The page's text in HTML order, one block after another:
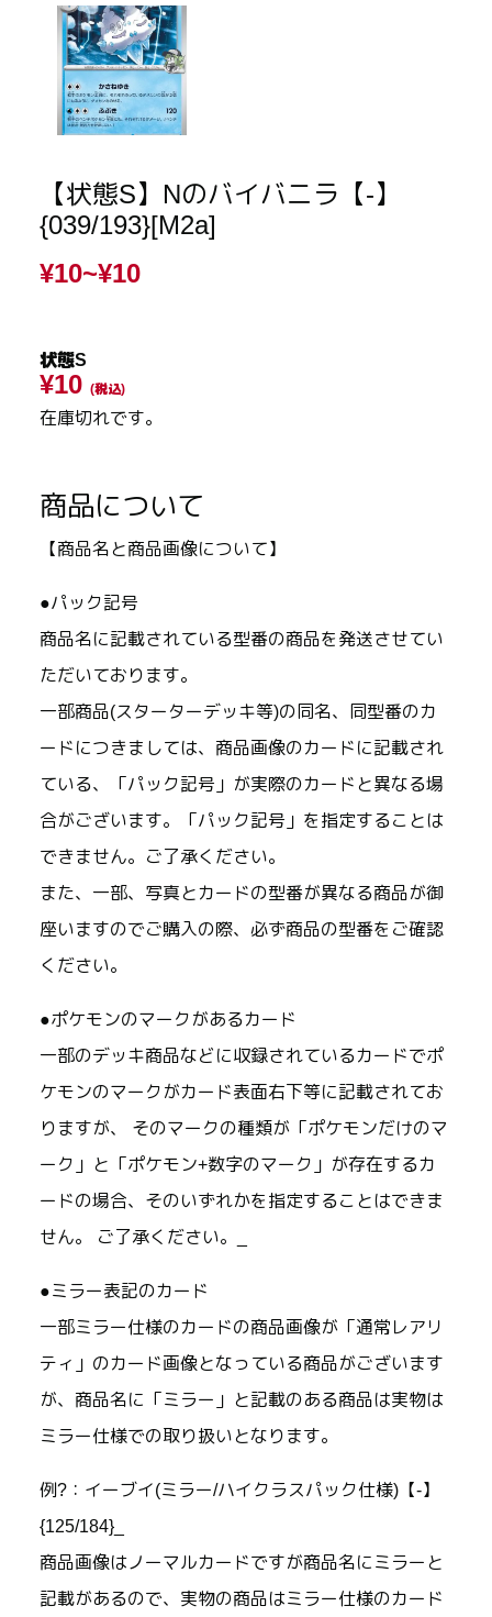
【状態S】Nのバイバニラ【-】
{039/193}[M2a]
¥10~¥10
状態S
¥10 (税込)
在庫切れです。
商品について
【商品名と商品画像について】
●パック記号
商品名に記載されている型番の商品を発送させてい
ただいております。
一部商品(スターターデッキ等)の同名、同型番のカ
ードにつきましては、商品画像のカードに記載され
ている、「パック記号」が実際のカードと異なる場
合がございます。「パック記号」を指定することは
できません。ご了承ください。
また、一部、写真とカードの型番が異なる商品が御
座いますのでご購入の際、必ず商品の型番をご確認
ください。
●ポケモンのマークがあるカード
一部のデッキ商品などに収録されているカードでポ
ケモンのマークがカード表面右下等に記載されてお
りますが、 そのマークの種類が「ポケモンだけのマ
ーク」と「ポケモン+数字のマーク」が存在するカ
ードの場合、そのいずれかを指定することはできま
せん。 ご了承ください。_
●ミラー表記のカード
一部ミラー仕様のカードの商品画像が「通常レアリ
ティ」のカード画像となっている商品がございます
が、商品名に「ミラー」と記載のある商品は実物は
ミラー仕様での取り扱いとなります。
例?：イーブイ(ミラー/ハイクラスパック仕様)【-】
{125/184}_
商品画像はノーマルカードですが商品名にミラーと
記載があるので、実物の商品はミラー仕様のカード